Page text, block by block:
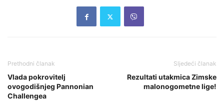
Prethodni članak
Vlada pokrovitelj
ovogodišnjeg Pannonian
Challengea
Sljedeći članak
Rezultati utakmica Zimske
malonogometne lige!